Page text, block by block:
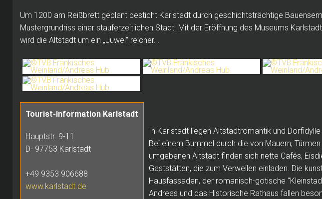
Um 1200 am Reißbrett geplant besticht Karlstadt durch geschichtsträchtige
Mustergrundriss einer stauferzeitlichen Stadt. Mit der Eröffnung des Museums
wird die Altstadt um ein „Juwel“ reicher. .
Tourist-Information Karlstadt
Hauptstr. 9-11
D- 97753 Karlstadt
+49 9353 906688
www.karlstadt.de
In Karlstadt liegen Altstadtromantik und
Bei einem Bummel durch die von Mauern, Türmen
umgebenen Altstadt finden sich nette Cafés,
Gaststätten, die zum Verweilen einladen. Die
Hausfassaden, der romanisch-gotische
Andreas und das Historische Rathaus fallen